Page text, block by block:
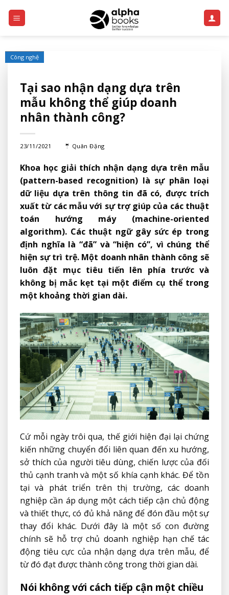
Công nghệ
Tại sao nhận dạng dựa trên
mẫu không thể giúp doanh
nhân thành công?
23/11/2021 🤵 Quân Đặng
Khoa học giải thích nhận dạng dựa trên mẫu
(pattern-based recognition) là sự phân loại
dữ liệu dựa trên thông tin đã có, được trích
xuất từ ​​các mẫu với sự trợ giúp của các thuật
toán hướng máy (machine-oriented
algorithm). Các thuật ngữ gây sức ép trong
định nghĩa là “đã” và “hiện có”, vì chúng thể
hiện sự trì trệ. Một doanh nhân thành công sẽ
luôn đặt mục tiêu tiến lên phía trước và
không bị mắc kẹt tại một điểm cụ thể trong
một khoảng thời gian dài.
Cứ mỗi ngày trôi qua, thế giới hiện đại lại chứng
kiến ​​những chuyển đổi liên quan đến xu hướng,
sở thích của người tiêu dùng, chiến lược của đối
thủ cạnh tranh và một số khía cạnh khác. Để tồn
tại và phát triển trên thị trường, các doanh
nghiệp cần áp dụng một cách tiếp cận chủ động
và thiết thực, có đủ khả năng để đón đầu một sự
thay đổi khác. Dưới đây là một số con đường
chính sẽ hỗ trợ chủ doanh nghiệp hạn chế tác
động tiêu cực của nhận dạng dựa trên mẫu, để
từ đó đạt được thành công trong thời gian dài.
Nói không với cách tiếp cận một chiều